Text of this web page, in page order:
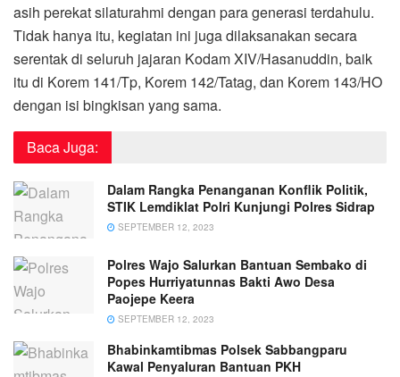
asih perekat silaturahmi dengan para generasi terdahulu.
Tidak hanya itu, kegiatan ini juga dilaksanakan secara
serentak di seluruh jajaran Kodam XIV/Hasanuddin, baik
itu di Korem 141/Tp, Korem 142/Tatag, dan Korem 143/HO
dengan isi bingkisan yang sama.
Baca Juga:
Dalam Rangka Penanganan Konflik Politik,
STIK Lemdiklat Polri Kunjungi Polres Sidrap
SEPTEMBER 12, 2023
Polres Wajo Salurkan Bantuan Sembako di
Popes Hurriyatunnas Bakti Awo Desa
Paojepe Keera
SEPTEMBER 12, 2023
Bhabinkamtibmas Polsek Sabbangparu
Kawal Penyaluran Bantuan PKH